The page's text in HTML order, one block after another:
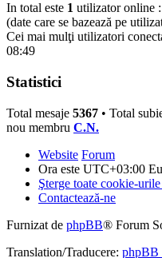
In total este 1 utilizator online
(date care se bazează pe
Cei mai mulţi utilizatori
08:49
Statistici
Total mesaje 5367 • Total
nou membru C.N.
Website Forum
Ora este UTC+03:00
Şterge toate cookie-
Contactează-ne
Furnizat de phpBB® Forum
Translation/Traducere: phpBB